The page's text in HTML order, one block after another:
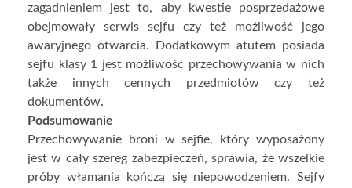
zagadnieniem jest to, aby kwestie posprzedażowe
obejmowały serwis sejfu czy też możliwość jego
awaryjnego otwarcia. Dodatkowym atutem posiada
sejfu klasy 1 jest możliwość przechowywania w nich
także innych cennych przedmiotów czy też
dokumentów.
Podsumowanie
Przechowywanie broni w sejfie, który wyposażony
jest w cały szereg zabezpieczeń, sprawia, że wszelkie
próby włamania kończą się niepowodzeniem. Sejfy